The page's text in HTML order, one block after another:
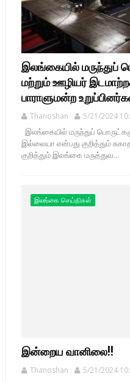
இலங்கையில் மருந்துப்
மற்றும் ஊழியர்
பாராளுமன்ற
Thanoshan 5/21/2024
இலங்கையில் மருந்துப்
இல்லையா என்பது குறித்தும்
குறித்தும் இலங்கை மருத்துவ...
இலங்கை செய்திகள்
இன்றைய வானிலை!!
Thanoshan 5/21/2024